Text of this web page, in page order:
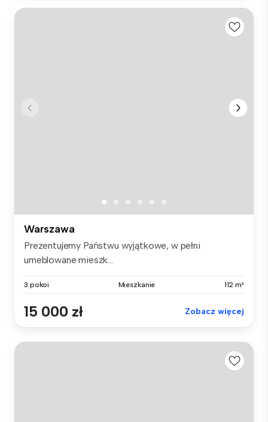
Warszawa
Prezentujemy Państwu wyjątkowe, w pełni
umeblowane mieszk...
3 pokoi Mieszkanie 112 m²
15 000 zł Zobacz więcej